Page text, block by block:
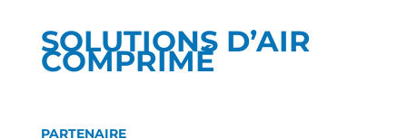
SOLUTIONS D’AIR
COMPRIMÉ
PARTENAIRE